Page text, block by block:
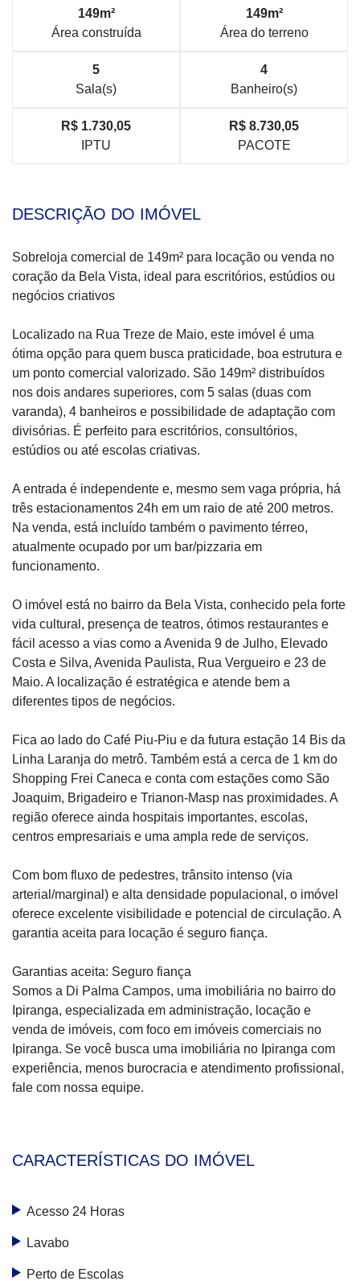
149m²
Área construída
149m²
Área do terreno
5
Sala(s)
4
Banheiro(s)
R$ 1.730,05
IPTU
R$ 8.730,05
PACOTE
DESCRIÇÃO DO IMÓVEL
Sobreloja comercial de 149m² para locação ou venda no
coração da Bela Vista, ideal para escritórios, estúdios ou
negócios criativos
Localizado na Rua Treze de Maio, este imóvel é uma
ótima opção para quem busca praticidade, boa estrutura e
um ponto comercial valorizado. São 149m² distribuídos
nos dois andares superiores, com 5 salas (duas com
varanda), 4 banheiros e possibilidade de adaptação com
divisórias. É perfeito para escritórios, consultórios,
estúdios ou até escolas criativas.
A entrada é independente e, mesmo sem vaga própria, há
três estacionamentos 24h em um raio de até 200 metros.
Na venda, está incluído também o pavimento térreo,
atualmente ocupado por um bar/pizzaria em
funcionamento.
O imóvel está no bairro da Bela Vista, conhecido pela forte
vida cultural, presença de teatros, ótimos restaurantes e
fácil acesso a vias como a Avenida 9 de Julho, Elevado
Costa e Silva, Avenida Paulista, Rua Vergueiro e 23 de
Maio. A localização é estratégica e atende bem a
diferentes tipos de negócios.
Fica ao lado do Café Piu-Piu e da futura estação 14 Bis da
Linha Laranja do metrô. Também está a cerca de 1 km do
Shopping Frei Caneca e conta com estações como São
Joaquim, Brigadeiro e Trianon-Masp nas proximidades. A
região oferece ainda hospitais importantes, escolas,
centros empresariais e uma ampla rede de serviços.
Com bom fluxo de pedestres, trânsito intenso (via
arterial/marginal) e alta densidade populacional, o imóvel
oferece excelente visibilidade e potencial de circulação. A
garantia aceita para locação é seguro fiança.
Garantias aceita: Seguro fiança
Somos a Di Palma Campos, uma imobiliária no bairro do
Ipiranga, especializada em administração, locação e
venda de imóveis, com foco em imóveis comerciais no
Ipiranga. Se você busca uma imobiliária no Ipiranga com
experiência, menos burocracia e atendimento profissional,
fale com nossa equipe.
CARACTERÍSTICAS DO IMÓVEL
Acesso 24 Horas
Lavabo
Perto de Escolas